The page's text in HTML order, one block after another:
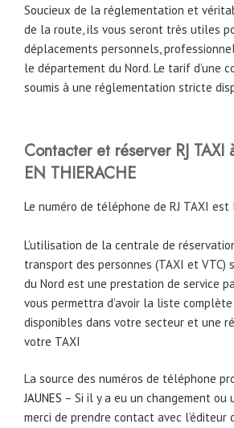
Soucieux de la réglementation et
de la route, ils vous seront très utiles
déplacements personnels,
le département du Nord. Le tarif d’une
soumis à une réglementation stricte
Contacter et réserver RJ TAXI
EN THIERACHE
Le numéro de téléphone de RJ TAXI est
L’utilisation de la centrale de
transport des personnes (TAXI et VTC)
du Nord est une prestation de service
vous permettra d’avoir la liste complète
disponibles dans votre secteur et une
votre TAXI
La source des numéros de téléphone
JAUNES – Si il y a eu un changement ou
merci de prendre contact avec l’éditeur